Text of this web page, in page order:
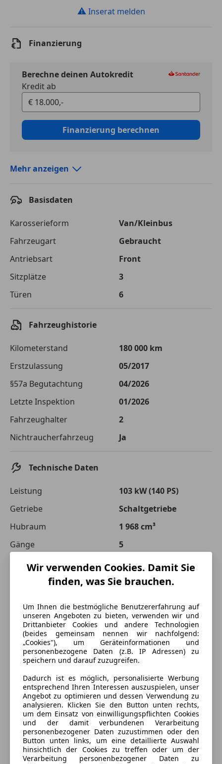
⚠ Inserat melden
Finanzierung
Berechne deinen Autokredit
Kredit ab
Finanzierung berechnen
Laufzeit
Kreditbetrag
€ 18 000,-
Zu zahlender
Gesamtbetrag
€ 28 597,-
Einberechnete Gebühren
€ 0,-
Effektivzinsatz
10,52 %
Der Kreditrechner enthält repräsentative Werte, zu denen wir
typischerweise Kredite vergeben. Der Sollzinssatz ist
bonitätsabhängig. Laufzeit mindestens 12, höchstens 120 Monate.
Gültig für Neukunden bei Online-Abschluss. Erfüllung banküblicher
Bonitätskriterien vorausgesetzt.
Jetzt berechnen
Mehr anzeigen
Basisdaten
Karosserieform
Van/Kleinbus
Fahrzeugart
Gebraucht
Antriebsart
Front
Sitzplätze
3
Türen
6
Fahrzeughistorie
Kilometerstand
180 000 km
Erstzulassung
05/2017
§57a Begutachtung
04/2026
Letzte Inspektion
01/2026
Fahrzeughalter
2
Nichtraucherfahrzeug
Ja
Technische Daten
Leistung
103 kW (140 PS)
Getriebe
Schaltgetriebe
Hubraum
1 968 cm³
Gänge
5
Zylinder
4
Energieverbrauch
Wir verwenden Cookies. Damit Sie
finden, was Sie brauchen.
Um Ihnen die bestmögliche Benutzererfahrung auf
unseren Angeboten zu bieten, verwenden wir und
Drittanbieter Cookies und andere Technologien
(beides gemeinsam nennen wir nachfolgend:
„Cookies"), um Geräteinformationen und
personenbezogene Daten (z.B. IP Adressen) zu
speichern und darauf zuzugreifen.
Dadurch ist es möglich, personalisierte Werbung
entsprechend Ihren Interessen auszuspielen, unser
Angebot zu optimieren und dessen Verwendung zu
analysieren. Klicken Sie den Button unten rechts,
um dem Einsatz von einwilligungspflichten Cookies
und der damit verbundenen Verarbeitung
personenbezogener Daten zuzustimmen oder den
Button unten links, um eine detaillierte Auswahl
hinsichtlich der Cookies zu treffen oder um der
Verarbeitung personenbezogener Daten zu